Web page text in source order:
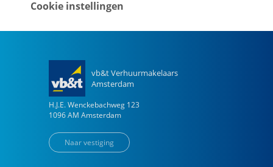
vb&t Verhuurmakelaars
Amsterdam
H.J.E. Wenckebachweg 123
1096 AM Amsterdam
Naar vestiging
Cookie instellingen